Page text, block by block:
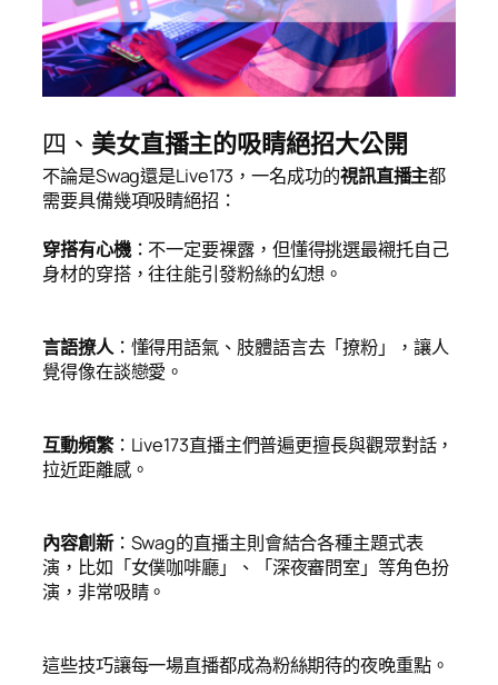
四、 美女直播主的吸睛絕招大公開
不論是Swag還是Live173，一名成功的視訊直播主都
需要具備幾項吸睛絕招：
穿搭有心機：不一定要裸露，但懂得挑選最襯托自己
身材的穿搭，往往能引發粉絲的幻想。
言語撩人：懂得用語氣、肢體語言去「撩粉」，讓人
覺得像在談戀愛。
互動頻繁：Live173直播主們普遍更擅長與觀眾對話，
拉近距離感。
內容創新：Swag的直播主則會結合各種主題式表
演，比如「女僕咖啡廳」、「深夜審問室」等角色扮
演，非常吸睛。
這些技巧讓每一場直播都成為粉絲期待的夜晚重點。